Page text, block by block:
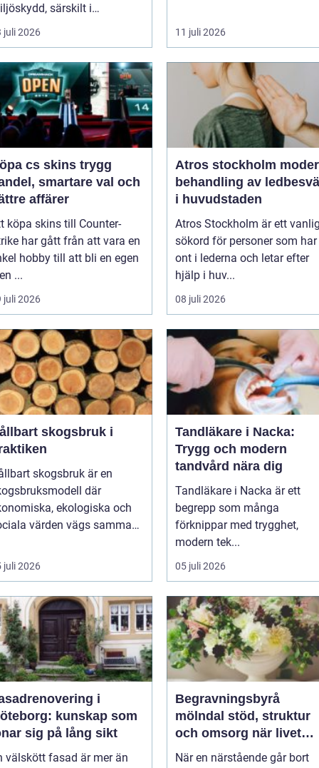
särskilt i
som i...
juli 2026 11 juli 2026
cs skins trygg
smartare val och
affärer
köpa skins till Counter-
har gått från att vara en
hobby till att bli en egen
...
juli 2026
Atros stockholm modern
behandling av
i huvudstaden
Atros Stockholm är ett
sökord för personer som har
ont i lederna och letar efter
hjälp i huv...
08 juli 2026
skogsbruk i
skogsbruk är en
där
ekologiska och
värden vägs samman
juli 2026
Tandläkare i Nacka:
Trygg och modern
tandvård nära dig
Tandläkare i Nacka är ett
begrepp som många
förknippar med trygghet,
modern tek...
05 juli 2026
i
kunskap som
sig på lång sikt
välskött fasad är mer än
Begravningsbyrå
mölndal stöd, struktur
och omsorg när livet
förändras
När en närstående går bort